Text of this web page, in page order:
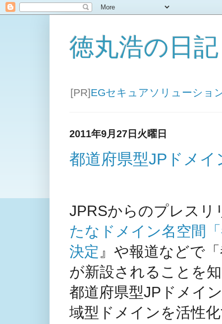
徳丸浩の日記
[PR]EGセキュアソリューショ
2011年9月27日火曜日
都道府県型JPドメ
JPRSからのプレスリ
たなドメイン名空間
決定 』や報道などで
が新設されることを
都道府県型JPドメイ
域型ドメインを活性